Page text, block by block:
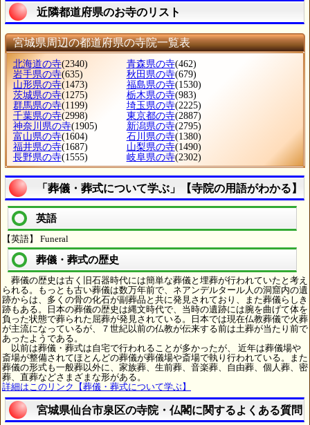
近隣都道府県のお寺のリスト
宮城県周辺の都道府県の寺院一覧表
北海道の寺(2340) 青森県の寺(462)
岩手県の寺(635) 秋田県の寺(679)
山形県の寺(1473) 福島県の寺(1530)
茨城県の寺(1275) 栃木県の寺(983)
群馬県の寺(1199) 埼玉県の寺(2225)
千葉県の寺(2998) 東京都の寺(2887)
神奈川県の寺(1905) 新潟県の寺(2795)
富山県の寺(1604) 石川県の寺(1380)
福井県の寺(1687) 山梨県の寺(1490)
長野県の寺(1555) 岐阜県の寺(2302)
「葬儀・葬式について学ぶ」【寺院の用語がわかる】
英語
【英語】 Funeral
葬儀・葬式の歴史
葬儀の歴史は古く旧石器時代には簡単な葬儀と埋葬が行われていたと考え
られる。もっとも古い葬儀は数万年前で、ネアンデルタール人の洞窟内の遺
跡からは、多くの骨の化石が副葬品と共に発見されており、また葬儀らしき
跡もある。日本の葬儀の歴史は縄文時代で、当時の遺跡には腕を曲げて体を
負った状態で葬られた屈葬が発見されている。日本では現在仏教葬儀で火葬
が主流になっているが、７世紀以前の仏教が伝来する前は土葬が当たり前で
あったようである。
以前は葬儀・葬式は自宅で行われることが多かったが、 近年は葬儀場や
斎場が整備されてほとんどの葬儀が葬儀場や斎場で執り行われている。また
葬儀の形式も一般葬以外に、家族葬、生前葬、音楽葬、自由葬、個人葬、密
葬、直葬などさまざまな形がある。
詳細はこのリンク【葬儀・葬式について学ぶ】
宮城県仙台市泉区の寺院・仏閣に関するよくある質問